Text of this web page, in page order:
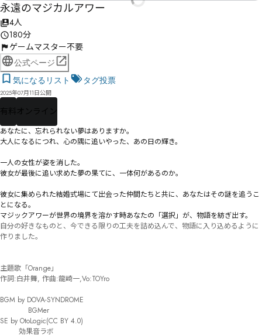
永遠のマジカルアワー
4人
180分
ゲームマスター不要
公式ページ
気になるリスト
タグ投票
2025年07月11日公開
有料 オンライン
あなたに、忘れられない夢はありますか。
大人になるにつれ、心の隅に追いやった、あの日の輝き。
一人の女性が姿を消した。
彼女が最後に追い求めた夢の果てに、一体何があるのか。
彼女に集められた結婚式場にて出会った仲間たちと共に、あなたはその謎を追うこ
とになる。
マジックアワーが世界の境界を溶かす時――あなたの「選択」が、物語を紡ぎ出す。
自分の好きなものと、今できる限りの工夫を詰め込んで、物語に入り込めるように
作りました。
主題歌「Orange」
作詞:白井舞, 作曲:龍崎一,Vo:TOYro
BGM by DOVA-SYNDROME
SE by OtoLogic(CC BY 4.0)